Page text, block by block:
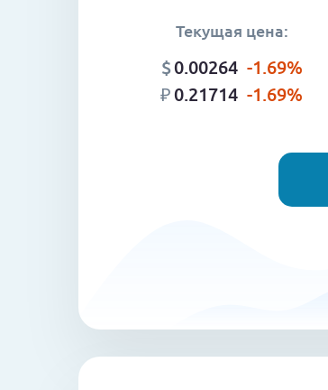
Текущая цена:
$0.00264 -1.69%
₽0.21714 -1.69%